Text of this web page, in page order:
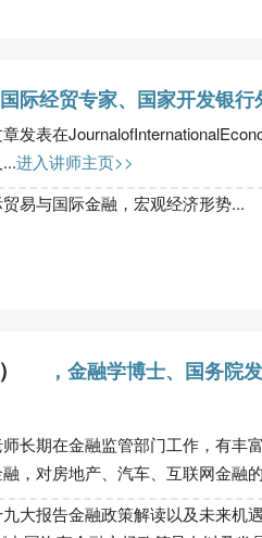
际经贸专家、国家开发银行
发表在
进入讲师主页>>
易与国际金融，宏观经济形势...
，金融学博士、国务院
长期在金融监管部门工作，有丰
，对房地产、汽车、互联网金融
九大报告金融政策解读以及未来机